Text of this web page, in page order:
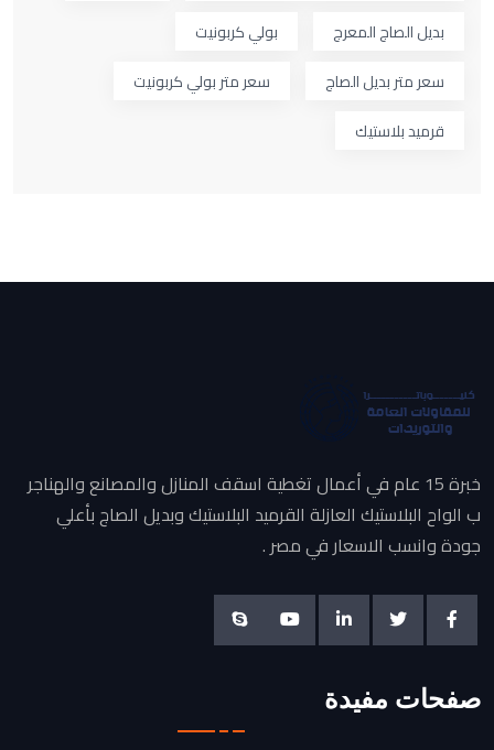
بديل الصاج المعرج
بولي كربونيت
سعر متر بديل الصاج
سعر متر بولي كربونيت
قرميد بلاستيك
خبرة 15 عام في أعمال تغطية اسقف المنازل والمصانع والهناجر
ب الواح البلاستيك العازلة القرميد البلاستيك وبديل الصاج بأعلي
جودة وانسب الاسعار في مصر .
صفحات مفيدة